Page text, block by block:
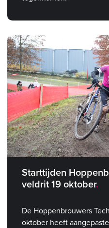
Starttijden
veldrit 19 oktober
De Hoppenbrouwers
oktober heeft